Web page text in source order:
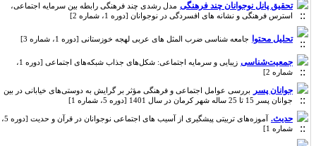
تحقیق پانل نوجوانان چند فرهنگی مدل رشدی چند فرهنگی رابطه بین سرمایه اجتماعی،
استرس فرهنگی و نشانه های افسردگی در نوجوانان [دوره 1، شماره 2]
تحلیل محتوا جامعه شناسی ضرب المثل های عربی لهجه خوزستانی [دوره 1، شماره 3]
جمعیت‌شناسی
زیبایی و سرمایه اجتماعی: شکل‌های جذاب شبکه‌های اجتماعی [دوره 1،
شماره 2]
جوانان پسر بررسی عوامل اجتماعی و فرهنگی مؤثر بر گرایش به دوستی‌های خیابانی در بین
جوانان پسر 15 تا 25 ساله شهر کرمان در سال 1401 [دوره 5، شماره 1]
حدیث.
آموزه‌های تربیتی پیشگیری از آسیب های اجتماعی نوجوانان در قرآن و حدیت [دوره 5،
شماره 1]